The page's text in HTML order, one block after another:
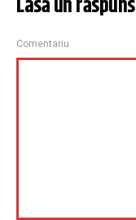
Lasă un răspuns
Comentariu